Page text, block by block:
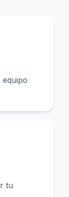
equipo
tu